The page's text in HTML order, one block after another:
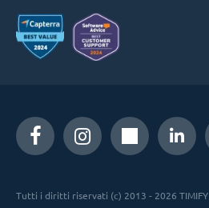
Tutti i diritti riservati (c) 2013 - 2026 TIMIFY